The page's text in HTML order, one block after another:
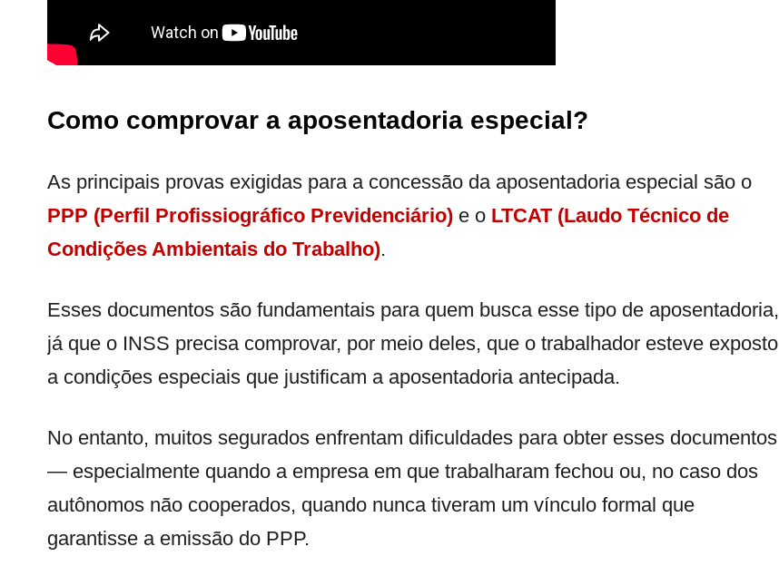
Como comprovar a aposentadoria especial?
As principais provas exigidas para a concessão da aposentadoria especial são o
PPP (Perfil Profissiográfico Previdenciário) e o LTCAT (Laudo Técnico de
Condições Ambientais do Trabalho).
Esses documentos são fundamentais para quem busca esse tipo de aposentadoria,
já que o INSS precisa comprovar, por meio deles, que o trabalhador esteve exposto
a condições especiais que justificam a aposentadoria antecipada.
No entanto, muitos segurados enfrentam dificuldades para obter esses documentos
— especialmente quando a empresa em que trabalharam fechou ou, no caso dos
autônomos não cooperados, quando nunca tiveram um vínculo formal que
garantisse a emissão do PPP.